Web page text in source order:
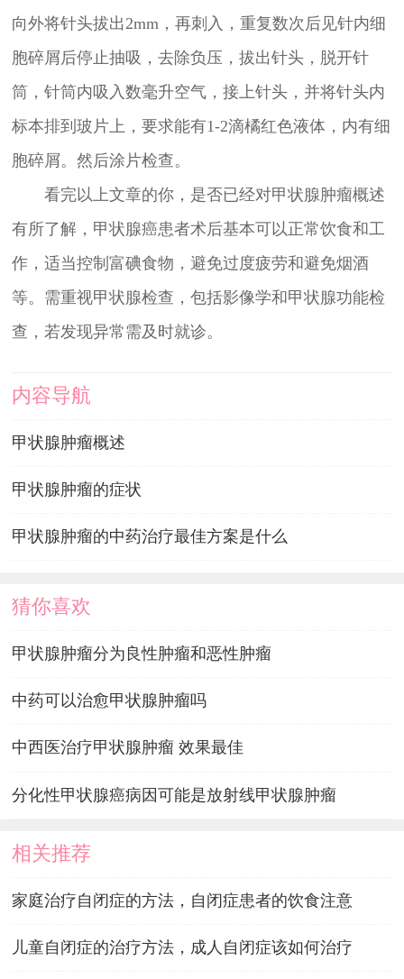
向外将针头拔出2mm，再刺入，重复数次后见针内细
胞碎屑后停止抽吸，去除负压，拔出针头，脱开针
筒，针筒内吸入数毫升空气，接上针头，并将针头内
标本排到玻片上，要求能有1-2滴橘红色液体，内有细
胞碎屑。然后涂片检查。
看完以上文章的你，是否已经对甲状腺肿瘤概述
有所了解，甲状腺癌患者术后基本可以正常饮食和工
作，适当控制富碘食物，避免过度疲劳和避免烟酒
等。需重视甲状腺检查，包括影像学和甲状腺功能检
查，若发现异常需及时就诊。
内容导航
甲状腺肿瘤概述
甲状腺肿瘤的症状
甲状腺肿瘤的中药治疗最佳方案是什么
猜你喜欢
甲状腺肿瘤分为良性肿瘤和恶性肿瘤
中药可以治愈甲状腺肿瘤吗
中西医治疗甲状腺肿瘤 效果最佳
分化性甲状腺癌病因可能是放射线甲状腺肿瘤
相关推荐
家庭治疗自闭症的方法，自闭症患者的饮食注意
儿童自闭症的治疗方法，成人自闭症该如何治疗